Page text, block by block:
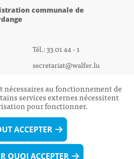
communale de
Tél.: 33 01 44 - 1
secretariat@walfer.lu
de Walferdange
nécessaires au fonctionnement de
services externes nécessitent
pour fonctionner.
ACCEPTER
QUOI ACCEPTER